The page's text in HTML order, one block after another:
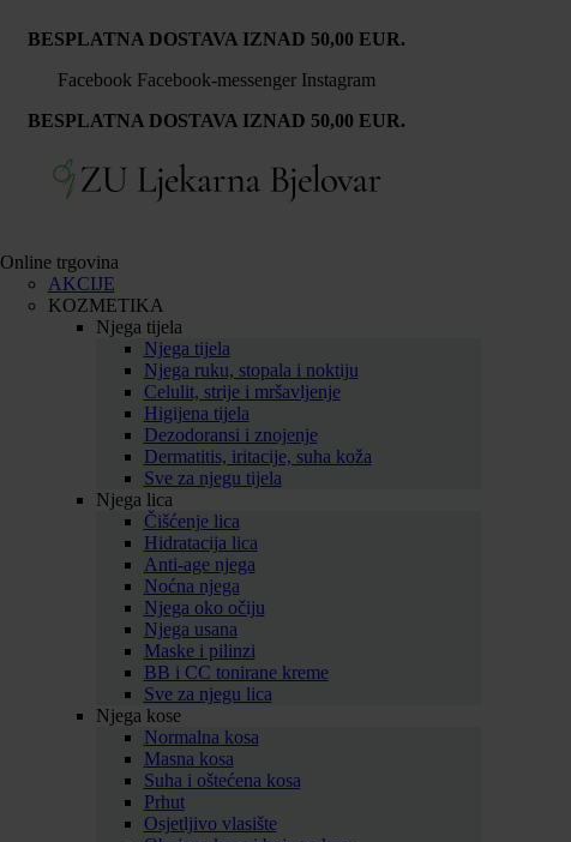
BESPLATNA DOSTAVA IZNAD 50,00 EUR.
Facebook Facebook-messenger Instagram
BESPLATNA DOSTAVA IZNAD 50,00 EUR.
Online trgovina
AKCIJE
KOZMETIKA
Njega tijela
Njega tijela
Njega ruku, stopala i noktiju
Celulit, strije i mršavljenje
Higijena tijela
Dezodoransi i znojenje
Dermatitis, iritacije, suha koža
Sve za njegu tijela
Njega lica
Čišćenje lica
Hidratacija lica
Anti-age njega
Noćna njega
Njega oko očiju
Njega usana
Maske i pilinzi
BB i CC tonirane kreme
Sve za njegu lica
Njega kose
Normalna kosa
Masna kosa
Suha i oštećena kosa
Prhut
Osjetljivo vlasište